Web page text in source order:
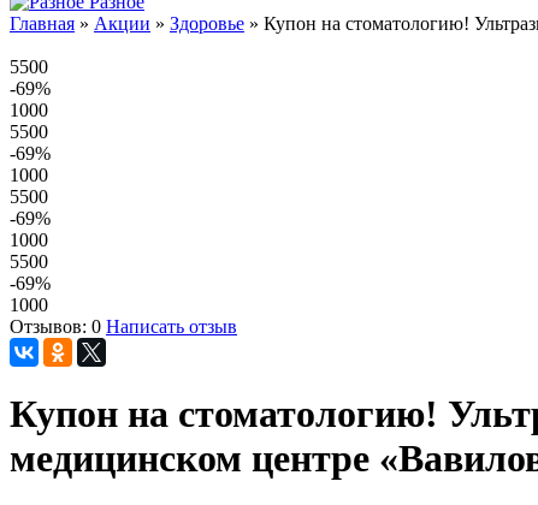
Главная » Акции » Здоровье » Купон на стоматологию!
5500
-69%
1000
5500
-69%
1000
5500
-69%
1000
5500
-69%
1000
Отзывов: 0 Написать отзыв
Купон на стоматологию!
медицинском центре